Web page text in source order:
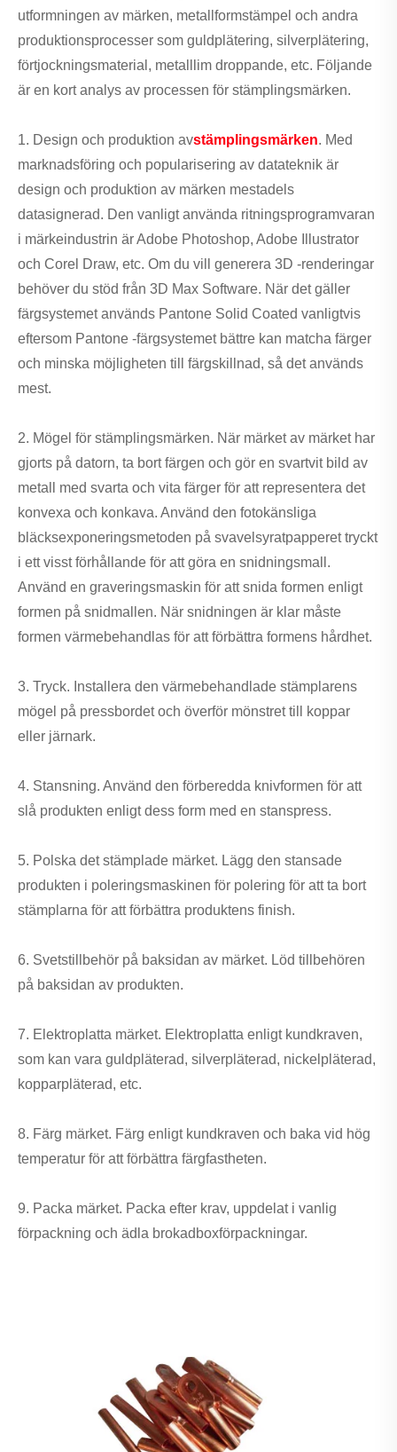
utformningen av märken, metallformstämpel och andra
produktionsprocesser som guldplätering, silverplätering,
förtjockningsmaterial, metalllim droppande, etc. Följande
är en kort analys av processen för stämplingsmärken.
1. Design och produktion avstämplingsmärken. Med
marknadsföring och popularisering av datateknik är
design och produktion av märken mestadels
datasignerad. Den vanligt använda ritningsprogramvaran
i märkeindustrin är Adobe Photoshop, Adobe Illustrator
och Corel Draw, etc. Om du vill generera 3D -renderingar
behöver du stöd från 3D Max Software. När det gäller
färgsystemet används Pantone Solid Coated vanligtvis
eftersom Pantone -färgsystemet bättre kan matcha färger
och minska möjligheten till färgskillnad, så det används
mest.
2. Mögel för stämplingsmärken. När märket av märket har
gjorts på datorn, ta bort färgen och gör en svartvit bild av
metall med svarta och vita färger för att representera det
konvexa och konkava. Använd den fotokänsliga
bläcksexponeringsmetoden på svavelsyratpapperet tryckt
i ett visst förhållande för att göra en snidningsmall.
Använd en graveringsmaskin för att snida formen enligt
formen på snidmallen. När snidningen är klar måste
formen värmebehandlas för att förbättra formens hårdhet.
3. Tryck. Installera den värmebehandlade stämplarens
mögel på pressbordet och överför mönstret till koppar
eller järnark.
4. Stansning. Använd den förberedda knivformen för att
slå produkten enligt dess form med en stanspress.
5. Polska det stämplade märket. Lägg den stansade
produkten i poleringsmaskinen för polering för att ta bort
stämplarna för att förbättra produktens finish.
6. Svetstillbehör på baksidan av märket. Löd tillbehören
på baksidan av produkten.
7. Elektroplatta märket. Elektroplatta enligt kundkraven,
som kan vara guldpläterad, silverpläterad, nickelpläterad,
kopparpläterad, etc.
8. Färg märket. Färg enligt kundkraven och baka vid hög
temperatur för att förbättra färgfastheten.
9. Packa märket. Packa efter krav, uppdelat i vanlig
förpackning och ädla brokadboxförpackningar.